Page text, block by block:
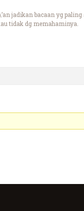
jadikan bacaan yg
tidak dg memahaminya.